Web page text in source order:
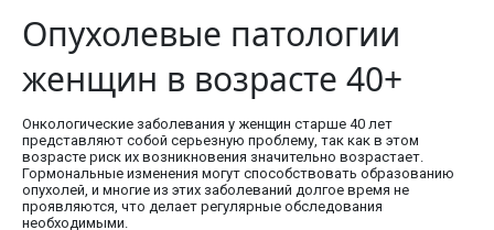
Опухолевые патологии
женщин в возрасте 40+
Онкологические заболевания у женщин старше 40 лет
представляют собой серьезную проблему, так как в этом
возрасте риск их возникновения значительно возрастает.
Гормональные изменения могут способствовать образованию
опухолей, и многие из этих заболеваний долгое время не
проявляются, что делает регулярные обследования
необходимыми.